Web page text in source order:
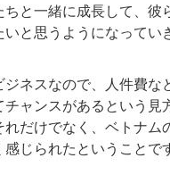
ちと一緒に成長して、彼
と思うようになってい
ジネスなので、人件費な
チャンスがあるという見
れだけでなく、ベトナム
感じられたということで